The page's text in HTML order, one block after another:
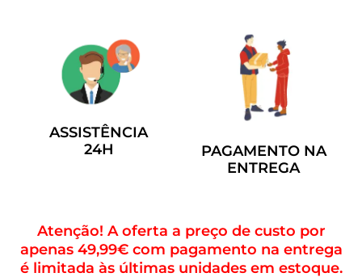
ASSISTÊNCIA
24H
PAGAMENTO NA
ENTREGA
Atenção! A oferta a preço de custo por
apenas 49,99€ com pagamento na entrega
é limitada às últimas unidades em estoque.